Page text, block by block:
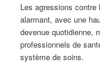
Les agressions
alarmant, avec une
devenue quotidienne,
professionnels de
système de soins.